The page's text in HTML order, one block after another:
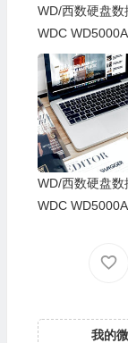
WD/西数硬盘数
WDC
B0-01.01A01-
272225-
WD/西数硬盘数
WDC
我的